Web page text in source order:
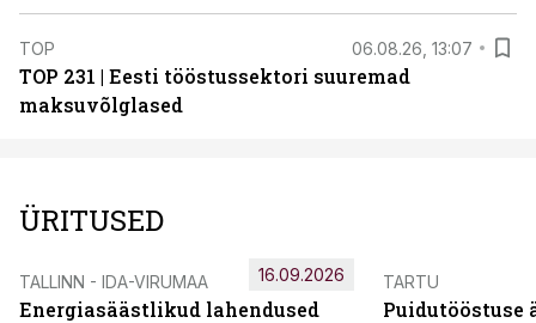
TOP 06.08.26, 13:07
TOP 231 | Eesti tööstussektori suuremad
maksuvõlglased
ÜRITUSED
TALLINN - IDA-VIRUMAA
Energiasäästlikud lahendused
16.09.2026 TARTU
Puidutööstuse